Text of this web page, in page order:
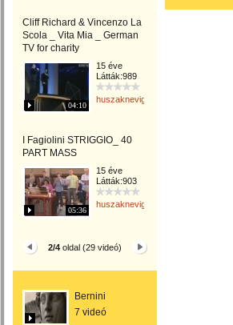
Cliff Richard & Vincenzo La
Scola _ Vita Mia _ German
TV for charity
04:10
15 éve
Látták:989
huszaknevighgabriella
I Fagiolini STRIGGIO_ 40
PART MASS
05:36
15 éve
Látták:903
huszaknevighgabriella
2/4 oldal (29 videó)
Bernini
7 videó